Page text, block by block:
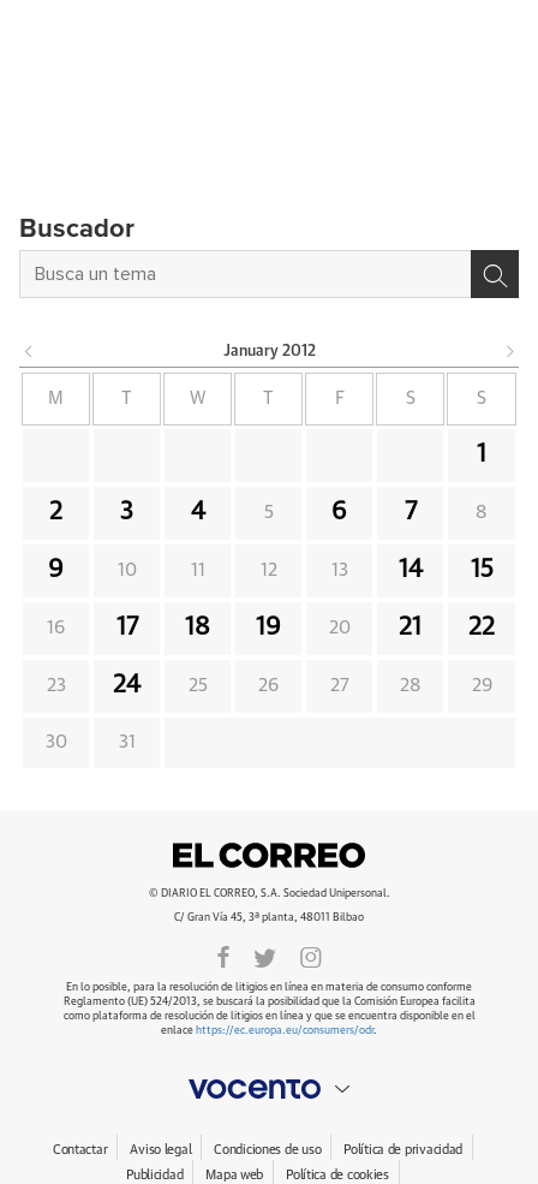
Buscador
January 2012
M W F S S
1
2 3 4 5 6 7 8
9 10 11 12 13 14 15
16 17 18 19 20 21 22
23 24 25 26 27 28 29
30 31
© DIARIO EL CORREO, S.A. Sociedad Unipersonal.
C/ Gran Vía 45, 3ª planta, 48011 Bilbao
En lo posible, para la resolución de litigios en línea en materia de consumo conforme
Reglamento (UE) 524/2013, se buscará la posibilidad que la Comisión Europea facilita
como plataforma de resolución de litigios en línea y que se encuentra disponible en el
enlace https://ec.europa.eu/consumers/odr.
Contactar Aviso legal Condiciones de uso
Política de privacidad
Publicidad
Mapa web Política de cookies